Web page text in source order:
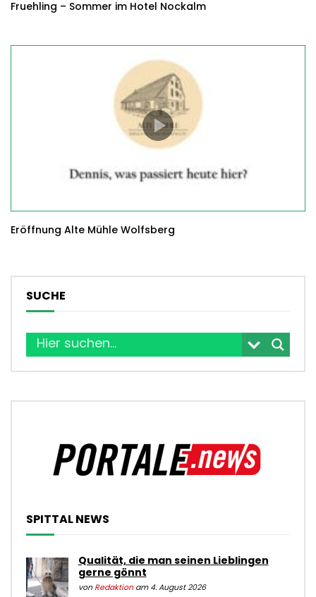
Fruehling – Sommer im Hotel Nockalm
Eröffnung Alte Mühle Wolfsberg
SUCHE
SPITTAL NEWS
Qualität, die man seinen Lieblingen
gerne gönnt
von Redaktionam 4. August 2026